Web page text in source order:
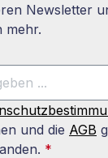
Newsletter
mehr.
und die AGB
*